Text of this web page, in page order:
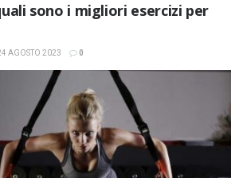
sono i migliori esercizi per
AGOSTO 2023 0